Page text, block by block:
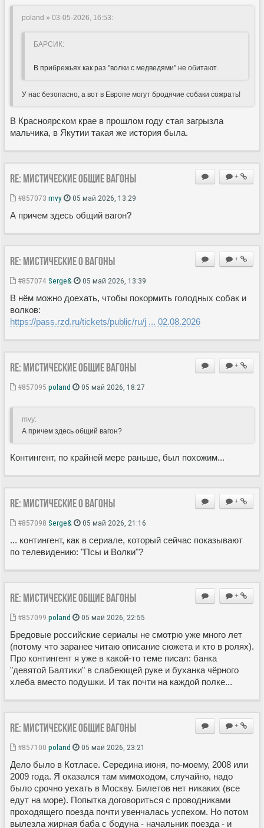
poland » 03-05-2026, 16:53:
БАРСИК:
В прибрежьях как раз "волки с медведями" не обитают.
У нас безопасно, а вот в Европе могут бродячие собаки сожрать!
В Красноярском крае в прошлом году стая загрызла
мальчика, в Якутии такая же история была.
+
Re: Мистические ОБЩИЕ вагоны
#857073 mvy 05 май 2026, 13:29
А причем здесь общий вагон?
+
Re: Мистические О вагоны
#857074 Serge& 05 май 2026, 13:39
В нём можно доехать, чтобы покормить голодных собак и
волков:
https://pass.rzd.ru/tickets/public/ru/j ... 02.08.2026
+
Re: Мистические ОБЩИЕ вагоны
#857095 poland 05 май 2026, 18:27
mvy:
А причем здесь общий вагон?
Контингент, по крайней мере раньше, был похожим...
+
Re: Мистические О вагоны
#857098 Serge& 05 май 2026, 21:16
... контингент, как в сериале, который сейчас показывают
по телевидению: "Псы и Волки"?
+
Re: Мистические ОБЩИЕ вагоны
#857099 poland 05 май 2026, 22:55
Бредовые российские сериалы не смотрю уже много лет
(потому что заранее читаю описание сюжета и кто в ролях).
Про контингент я уже в какой-то теме писал: банка
"девятой Балтики" в слабеющей руке и буханка чёрного
хлеба вместо подушки. И так почти на каждой полке...
+
Re: Мистические ОБЩИЕ вагоны
#857100 poland 05 май 2026, 23:21
Дело было в Котласе. Середина июня, по-моему, 2008 или
2009 года. Я оказался там мимоходом, случайно, надо
было срочно уехать в Москву. Билетов нет никаких (все
едут на море). Попытка договориться с проводниками
проходящего поезда почти увенчалась успехом. Но потом
вылезла жирная баба с бодуна - начальник поезда - и